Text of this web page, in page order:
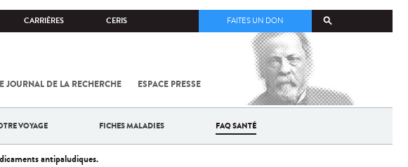
CARRIÈRES CERIS FAITES UN DON
JOURNAL DE LA RECHERCHE ESPACE PRESSE
COV-2 /
COVID-19
À
L'INSTITUT
VOYAGE FICHES MALADIES FAQ SANTÉ
antipaludiques.